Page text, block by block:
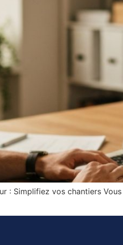
Simplifiez vos chantiers